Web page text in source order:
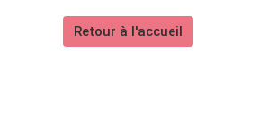
Retour à l'accueil